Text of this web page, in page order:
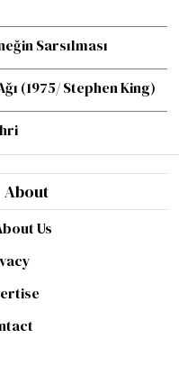
Sarsılması
(1975/ Stephen King)
About
Us